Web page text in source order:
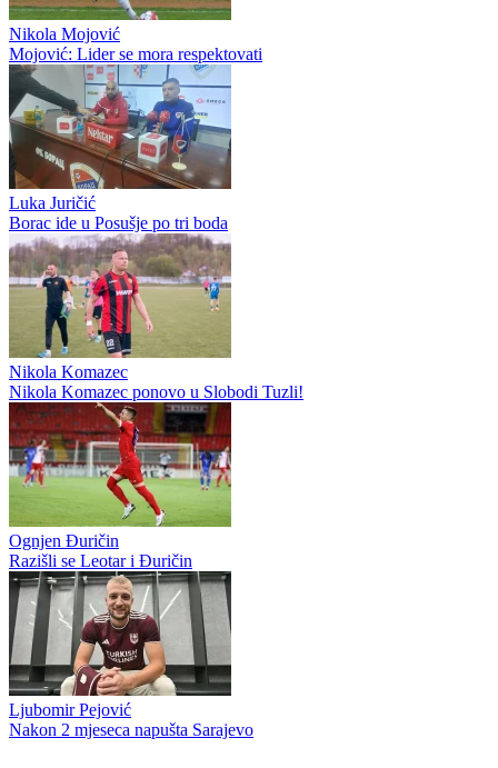
Nikola Mojović
Mojović: Lider se mora respektovati
Luka Juričić
Borac ide u Posušje po tri boda
Nikola Komazec
Nikola Komazec ponovo u Slobodi Tuzli!
Ognjen Đuričin
Razišli se Leotar i Đuričin
Ljubomir Pejović
Nakon 2 mjeseca napušta Sarajevo